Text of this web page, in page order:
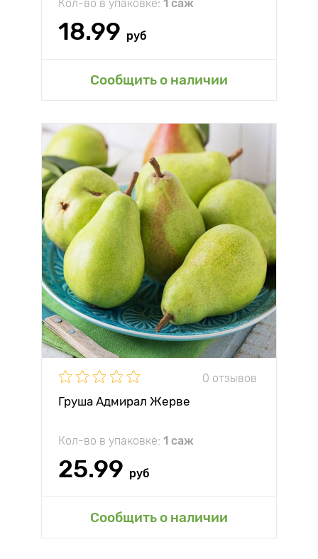
Кол-во в упаковке: 1 саж
18.99 руб
Сообщить о наличии
0 отзывов
Груша Адмирал Жерве
Кол-во в упаковке: 1 саж
25.99 руб
Сообщить о наличии